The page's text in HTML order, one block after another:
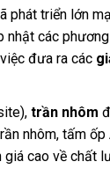
phát triển lớn
các
đưa ra các
trần nhôm
nhôm, tấm
cao về chất